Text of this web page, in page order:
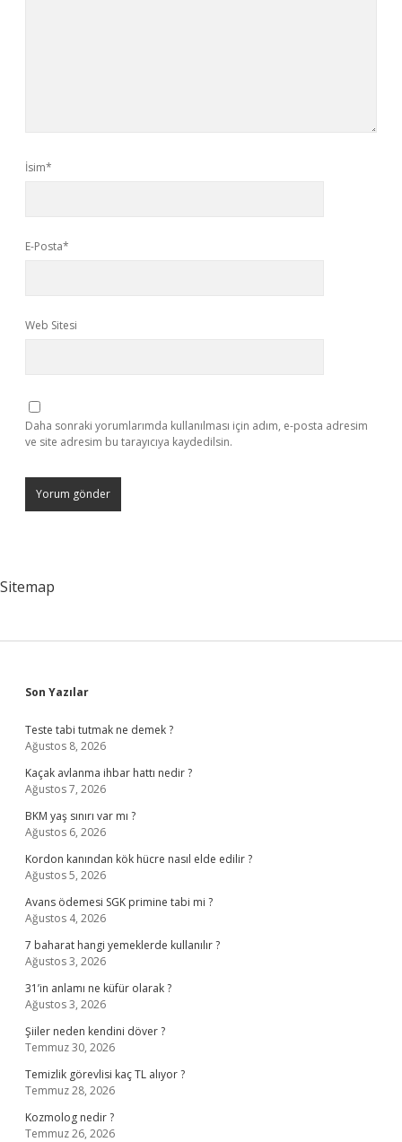
İsim*
E-Posta*
Web Sitesi
Daha sonraki yorumlarımda kullanılması için adım, e-posta adresim
ve site adresim bu tarayıcıya kaydedilsin.
Sitemap
Sidebar
Son Yazılar
Teste tabi tutmak ne demek ?
Ağustos 8, 2026
Kaçak avlanma ihbar hattı nedir ?
Ağustos 7, 2026
BKM yaş sınırı var mı ?
Ağustos 6, 2026
Kordon kanından kök hücre nasıl elde edilir ?
Ağustos 5, 2026
Avans ödemesi SGK primine tabi mi ?
Ağustos 4, 2026
7 baharat hangi yemeklerde kullanılır ?
Ağustos 3, 2026
31’in anlamı ne küfür olarak ?
Ağustos 3, 2026
Şiiler neden kendini döver ?
Temmuz 30, 2026
Temizlik görevlisi kaç TL alıyor ?
Temmuz 28, 2026
Kozmolog nedir ?
Temmuz 26, 2026